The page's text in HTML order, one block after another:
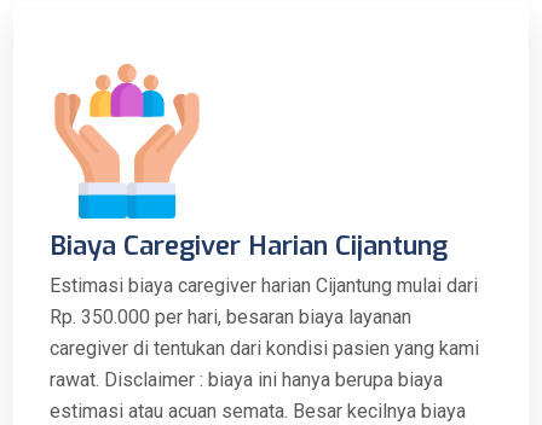
Biaya Caregiver Harian Cijantung
Estimasi biaya caregiver harian Cijantung mulai dari
Rp. 350.000 per hari, besaran biaya layanan
caregiver di tentukan dari kondisi pasien yang kami
rawat. Disclaimer : biaya ini hanya berupa biaya
estimasi atau acuan semata. Besar kecilnya biaya